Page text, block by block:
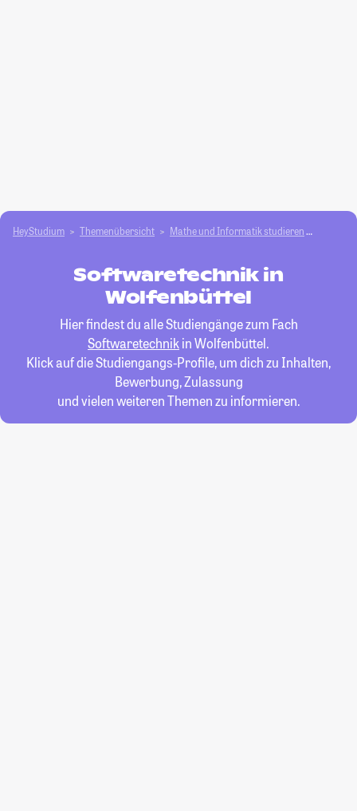
HeyStudium Themenübersicht Mathe und Informatik studieren
Softwaretechnik in
Wolfenbüttel
Hier findest du alle Studiengänge zum Fach
Softwaretechnikin Wolfenbüttel.
Klick auf die Studiengangs-Profile, um dich zu Inhalten,
Bewerbung, Zulassung
und vielen weiteren Themen zu informieren.